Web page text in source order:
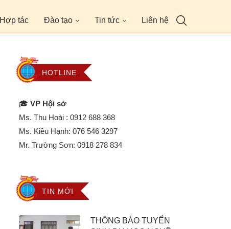
Hợp tác Đào tạo Tin tức Liên hệ
HOTLINE
🎓 VP Hội sở
Ms. Thu Hoài :0912 688 368
Ms. Kiều Hạnh:076 546 3297
Mr. Trường Sơn:0918 278 834
TIN MỚI
THÔNG BÁO TUYỂN